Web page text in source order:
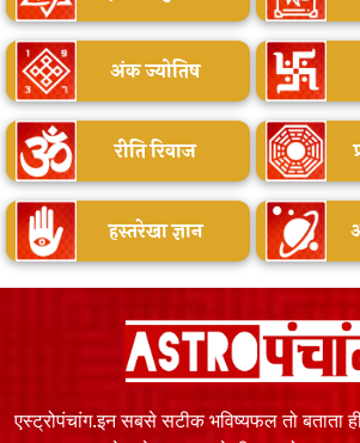
अंक ज्योतिष
रीति रिवाज
हस्तरेखा ज्ञान
एस्ट्रोपंचांग.इन सबसे सटीक भविष्यफल तो बताता